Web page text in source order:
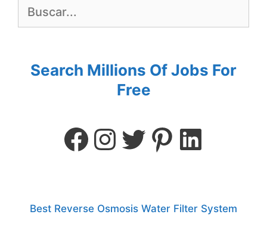
Search Millions Of Jobs For
Free
Best Reverse Osmosis Water Filter System